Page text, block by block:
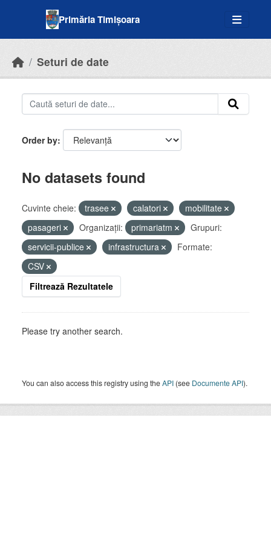
Primăria Timișoara
Seturi de date
Order by
No datasets found
Cuvinte cheie: trasee calatori
mobilitate
pasageri
Organizații: primariatm
Grupuri:
servicii-publice
infrastructura
Formate:
CSV
Filtrează Rezultatele
Please try another search.
You can also access this registry using theAPI (see Documente API).